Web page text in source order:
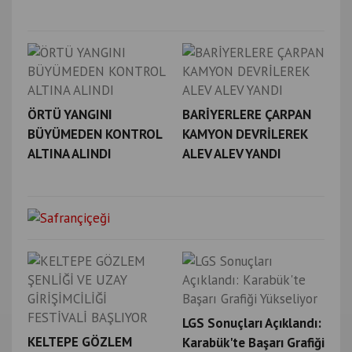
ÖRTÜ YANGINI
BÜYÜMEDEN KONTROL
ALTINA ALINDI
BARİYERLERE ÇARPAN
KAMYON DEVRİLEREK
ALEV ALEV YANDI
KELTEPE GÖZLEM
LGS Sonuçları Açıklandı:
Karabük'te Başarı Grafiği